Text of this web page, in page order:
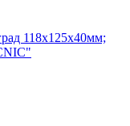
118х125х40мм;